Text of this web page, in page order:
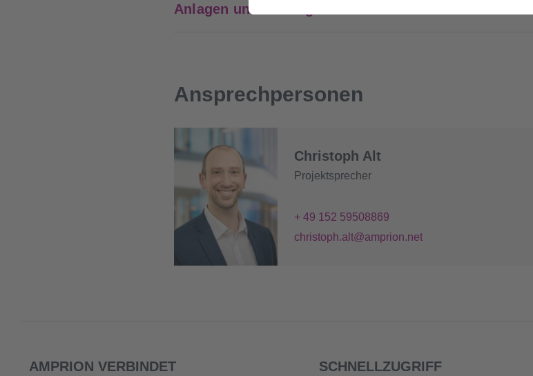
Anlagen und Leitungen zu schützen?
Ansprechpersonen
Christoph Alt
Projektsprecher
+ 49 152 59508869
christoph.alt@amprion.net
AMPRION VERBINDET SCHNELLZUGRIFF